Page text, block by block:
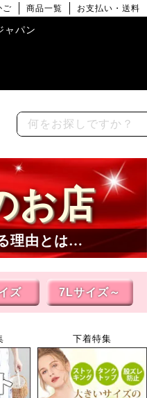
ご 商品一覧 お支払い・送料
ャパン
お店
理由とは…
ズ 7Lサイズ～
下着特集